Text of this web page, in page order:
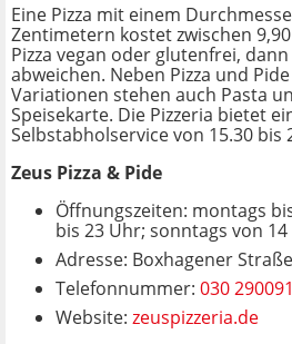
Eine Pizza mit einem
Zentimetern kostet zwischen
Pizza vegan oder glutenfrei,
abweichen. Neben Pizza und
Variationen stehen auch Pasta
Speisekarte. Die Pizzeria bietet
Selbstabholservice von 15.30 bis
Zeus Pizza & Pide
Öffnungszeiten: montags
bis 23 Uhr; sonntags von
Adresse: Boxhagener
Telefonnummer: 030
Website: zeuspizzeria.de